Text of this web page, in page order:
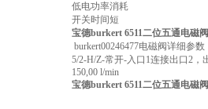
低电功率消耗
开关时间短
宝德burkert 6511二位五通电磁
burkert00246477电磁阀详细参数
5/2-H/Z-常开-入口1连接出口2，
150,00 l/min
宝德burkert 6511二位五通电磁